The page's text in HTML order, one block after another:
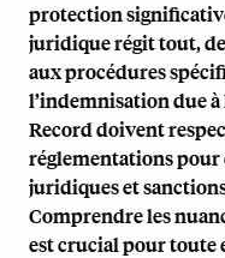
protection
juridique régit tout,
aux procédures
l’indemnisation due
Record doivent
réglementations pour
juridiques et
Comprendre les
est crucial pour toute